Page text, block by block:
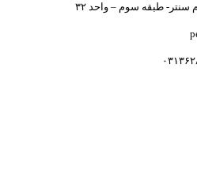
سنتر- طبقه سوم – واحد ۳۲